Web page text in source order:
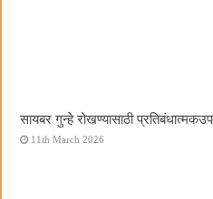
सायबर गुन्हे रोखण्यासाठी
11th March 2026